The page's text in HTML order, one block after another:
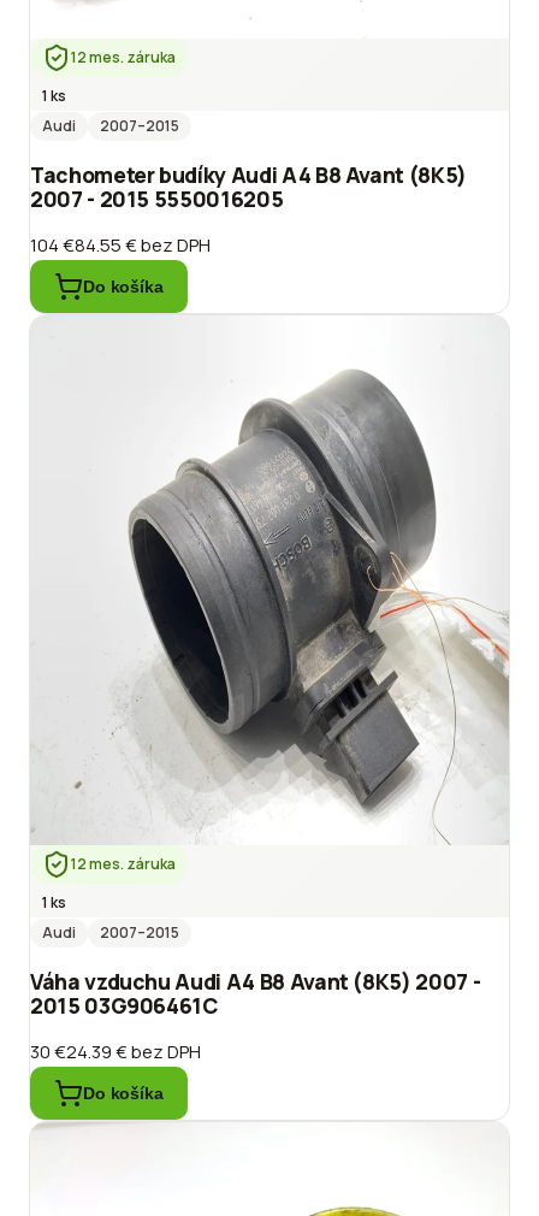
12 mes. záruka
1 ks
Audi
2007–2015
Tachometer budíky Audi A4 B8 Avant (8K5)
2007 - 2015 5550016205
104 €84.55 €bez DPH
Do košíka
12 mes. záruka
1 ks
Audi
2007–2015
Váha vzduchu Audi A4 B8 Avant (8K5) 2007 -
2015 03G906461C
30 €24.39 €bez DPH
Do košíka